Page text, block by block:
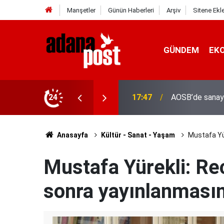
Manşetler Günün Haberleri Arşiv Sitene
GÜNDEM
24 17:41 Adana'da
Anasayfa Kültür - Sanat - Yaşam Mustafa
Mustafa Yürekli:
sonra